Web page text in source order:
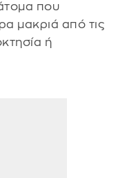
που
μακριά από τις
ή